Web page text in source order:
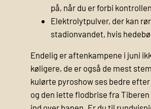
på, når du er forbi
Elektrolytpulver, der kan
stadionvandet, hvis
Endelig er aftenkampene i juni
køligere, de er også de mest
kulørte pyroshow ses bedre
og den lette flodbrise fra Tiberen